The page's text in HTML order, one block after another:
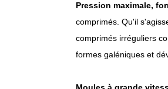
Pression maximale,
comprimés. Qu'il
comprimés irréguliers
formes galéniques et